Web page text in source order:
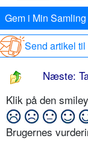
Gem i Min Samling
Send artikel til
Næste:
Klik på den
Brugernes